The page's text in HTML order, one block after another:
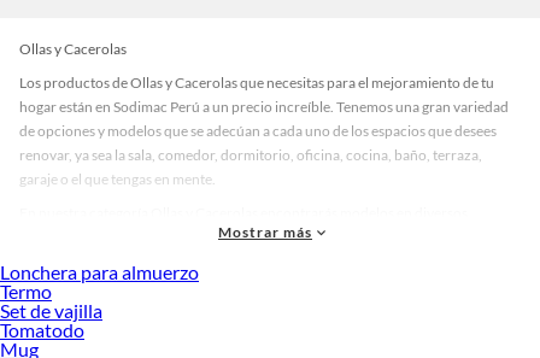
Ollas y Cacerolas
Los productos de Ollas y Cacerolas que necesitas para el mejoramiento de tu
hogar están en Sodimac Perú a un precio increíble. Tenemos una gran variedad
de opciones y modelos que se adecúan a cada uno de los espacios que desees
renovar, ya sea la sala, comedor, dormitorio, oficina, cocina, baño, terraza,
garaje o el que tengas en mente.
materiales, medidas, colores y demás características específicas de tu
necesario para cada uno de tus proyectos en las mejores marcas de calidad y con
garantía.
Precios de Ollas y Cacerolas en Sodimac Perú
Mostrar más
Lonchera para almuerzo
Termo
Set de vajilla
Tomatodo
Mug